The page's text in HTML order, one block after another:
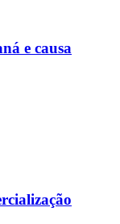
e causa